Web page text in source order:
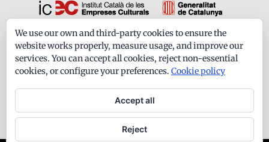
Formem part de:
We use our own and third-party cookies to ensure the
website works properly, measure usage, and improve our
services. You can accept all cookies, reject non-essential
cookies, or configure your preferences. Cookie policy
Accept all
Reject